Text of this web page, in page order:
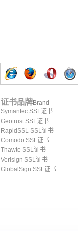
证书品牌Brand
Symantec SSL证书
Geotrust SSL证书
RapidSSL SSL证书
Comodo SSL证书
Thawte SSL证书
Verisign SSL证书
GlobalSign SSL证书